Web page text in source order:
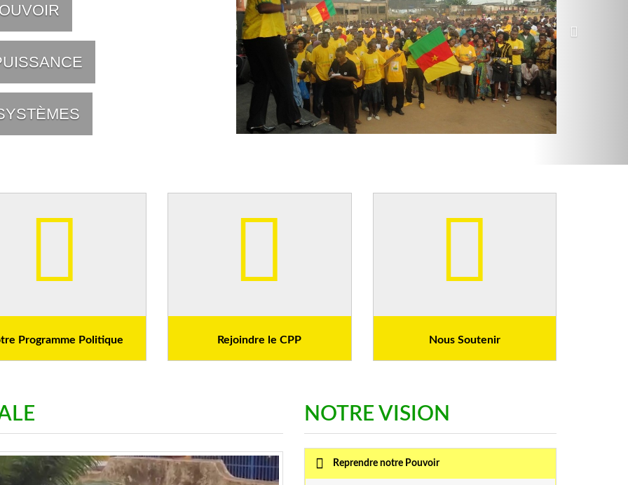
Programme Politique
et de ses ressources
Lire la suite
Rejoindre le CPP Nous Soutenir
NOTRE VISION
Reprendre notre Pouvoir